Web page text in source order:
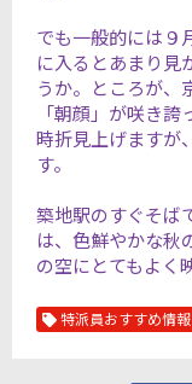
でも一般的には９
に入るとあまり見
うか。ところが、
「朝顔」が咲き
時折見上げますが
す。
築地駅のすぐそば
は、色鮮やかな秋
の空にとてもよく
特派員おすすめ情報